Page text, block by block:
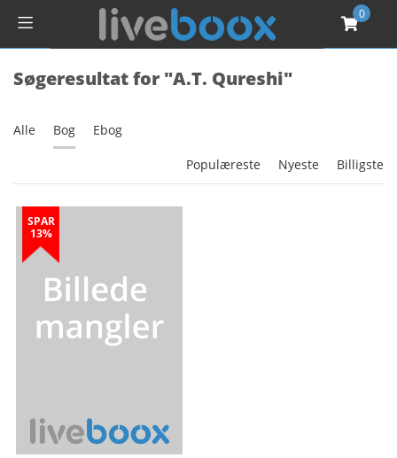
0
Søgeresultat for "A.T. Qureshi"
Alle Bog Ebog
Populæreste Nyeste Billigste
SPAR
13%